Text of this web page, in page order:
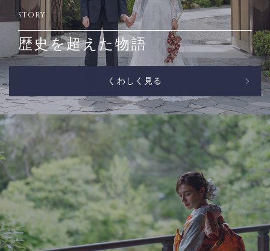
STORY
歴史を超えた物語
くわしく見る